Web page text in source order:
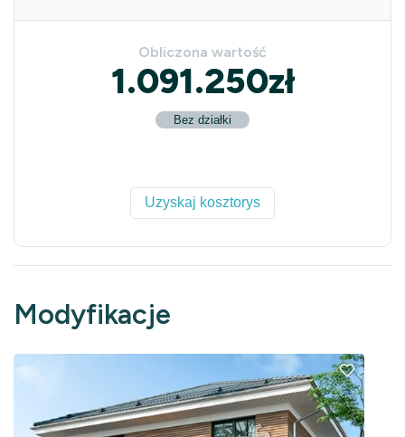
Obliczona wartość
1.091.250zł
Bez działki
Uzyskaj kosztorys
Modyfikacje